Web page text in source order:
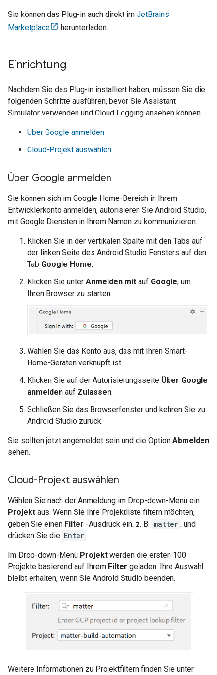
Sie können das Plug-in auch direkt im JetBrains
Marketplace
herunterladen.
Einrichtung
Nachdem Sie das Plug-in installiert haben, müssen Sie die
folgenden Schritte ausführen, bevor Sie Assistant
Simulator verwenden und Cloud Logging ansehen können:
Über Google anmelden
Cloud-Projekt auswählen
Über Google anmelden
Sie können sich im Google Home-Bereich in Ihrem
Entwicklerkonto anmelden, autorisieren Sie Android Studio,
mit Google Diensten in Ihrem Namen zu kommunizieren.
Klicken Sie in der vertikalen Spalte mit den Tabs auf
der linken Seite des Android Studio Fensters auf den
Tab Google Home.
Klicken Sie unter Anmelden mit auf Google, um
Ihren Browser zu starten.
Wählen Sie das Konto aus, das mit Ihren Smart-
Home-Geräten verknüpft ist.
Klicken Sie auf der Autorisierungsseite Über Google
anmelden auf Zulassen.
Schließen Sie das Browserfenster und kehren Sie zu
Android Studio zurück.
Sie sollten jetzt angemeldet sein und die Option Abmelden
sehen.
Cloud-Projekt auswählen
Wählen Sie nach der Anmeldung im Drop-down-Menü ein
Projekt aus. Wenn Sie Ihre Projektliste filtern möchten,
geben Sie einen Filter -Ausdruck ein, z. B. matter , und
drücken Sie die Enter .
Im Drop-down-Menü Projekt werden die ersten 100
Projekte basierend auf Ihrem Filter geladen. Ihre Auswahl
bleibt erhalten, wenn Sie Android Studio beenden.
Weitere Informationen zu Projektfiltern finden Sie unter